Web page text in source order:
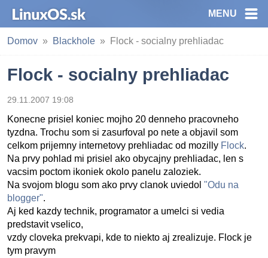
MENU
Domov Blackhole Flock - socialny prehliadac
Flock - socialny prehliadac
29.11.2007 19:08
Konecne prisiel koniec mojho 20 denneho pracovneho
tyzdna. Trochu som si zasurfoval po nete a objavil som
celkom prijemny internetovy prehliadac od mozilly Flock.
Na prvy pohlad mi prisiel ako obycajny prehliadac, len s
vacsim poctom ikoniek okolo panelu zaloziek.
Na svojom blogu som ako prvy clanok uviedol "Odu na
blogger".
Aj ked kazdy technik, programator a umelci si vedia
predstavit vselico,
vzdy cloveka prekvapi, kde to niekto aj zrealizuje. Flock je
tym pravym